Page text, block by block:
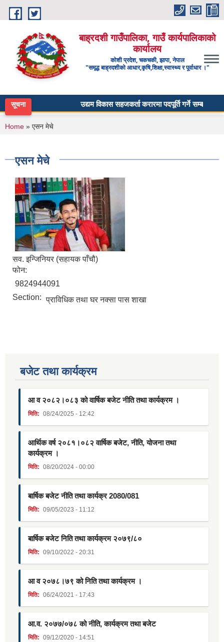
Skip to main content
बाह्रदशी गाउँपालिका, गाउँ कार्यपालिकाको
कार्यालय
कोशी प्रदेश, चकचकी, झापा, नेपाल
"समृद्ध बाह्रदशीको आधार,कृषि,शिक्षा,स्वास्थ्य र पूर्वाधार ।"
सूचना उद्यम विकास सहजकर्ता करारमा पदपूर्ति गर्ने सम्बन्धी सूचना
You are here
Home » एसन मेचे
एसन मेचे
सव. इन्जिनियर (सहायक पाँचौ)
फोन:
9824944091
Section: प्राविधिक तथा घर नक्सा पास शाखा
बजेट तथा कार्यक्रम
आ व २०८२।०८३ को वार्षिक बजेट नीति तथा कार्यक्रम ।
मिति: 08/24/2025 - 12:42
आर्थिक वर्ष २०८१।०८२ वार्षिक बजेट, नीति, योजना तथा
कार्यक्रम ।
मिति: 08/20/2024 - 00:00
बार्षिक बजेट नीति तथा कार्यक्र 2080/081
मिति: 09/05/2023 - 11:12
बार्षिक बजेट निति तथा कार्यक्रम २०७९/८०
मिति: 09/10/2022 - 20:31
आ व २०७८।७९ को निति तथा कार्यक्रम ।
मिति: 06/24/2021 - 17:43
आ.व. २०७७/०७८ को नीति, कार्यक्रम तथा बजेट
मिति: 09/12/2020 - 14:51